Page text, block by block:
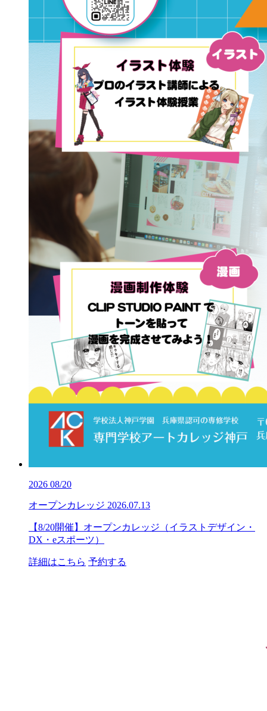
2026 08/20
オープンカレッジ 2026.07.13
【8/20開催】オープンカレッジ（イラストデザイン・
DX・eスポーツ）
詳細はこちら 予約する